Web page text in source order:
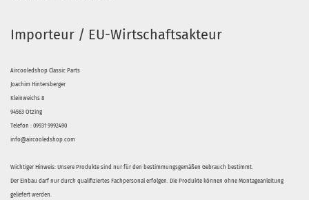
Importeur / EU-Wirtschaftsakteur
Aircooledshop Classic Parts
Joachim Hintersberger
Kleinweichs 8
94563 Otzing
Telefon : 09931 9992490
info@aircooledshop.com
Wichtiger Hinweis: Unsere Produkte sind nur für den bestimmungsgemäßen Gebrauch bestimmt.
Der Einbau darf nur durch qualifiziertes Fachpersonal erfolgen. Die Produkte können ohne Montageanleitung
geliefert werden.